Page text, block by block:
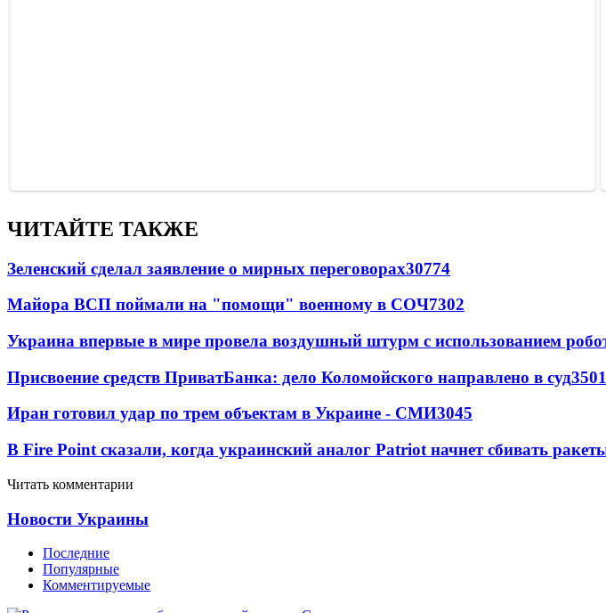
ЧИТАЙТЕ ТАКЖЕ
Зеленский сделал заявление о мирных переговорах30774
Майора ВСП поймали на "помощи" военному в СОЧ7302
Украина впервые в мире провела воздушный штурм с использованием
Присвоение средств ПриватБанка: дело Коломойского направлено в суд3501
Иран готовил удар по трем объектам в Украине - СМИ3045
В Fire Point сказали, когда украинский аналог Patriot начнет сбивать
Читать комментарии
Новости Украины
Последние
Популярные
Комментируемые